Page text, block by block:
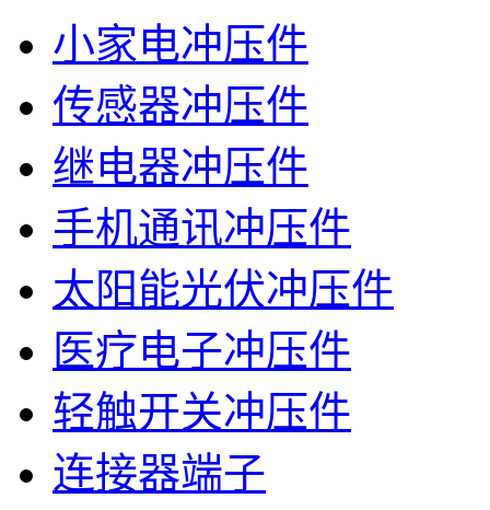
小家电冲压件
传感器冲压件
继电器冲压件
手机通讯冲压件
太阳能光伏冲压件
医疗电子冲压件
轻触开关冲压件
连接器端子